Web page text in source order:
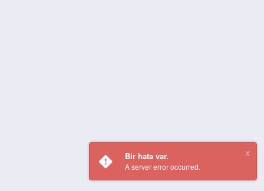
Bir hata var.
A server error occurred.